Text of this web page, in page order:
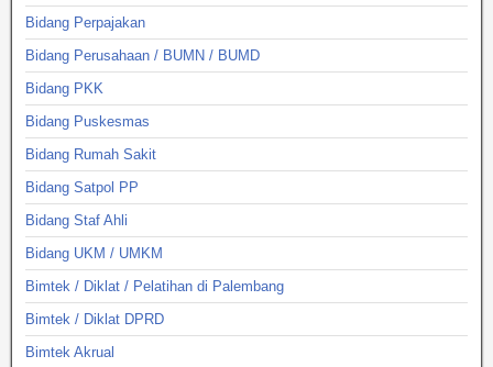
Bidang Perpajakan
Bidang Perusahaan / BUMN / BUMD
Bidang PKK
Bidang Puskesmas
Bidang Rumah Sakit
Bidang Satpol PP
Bidang Staf Ahli
Bidang UKM / UMKM
Bimtek / Diklat / Pelatihan di Palembang
Bimtek / Diklat DPRD
Bimtek Akrual